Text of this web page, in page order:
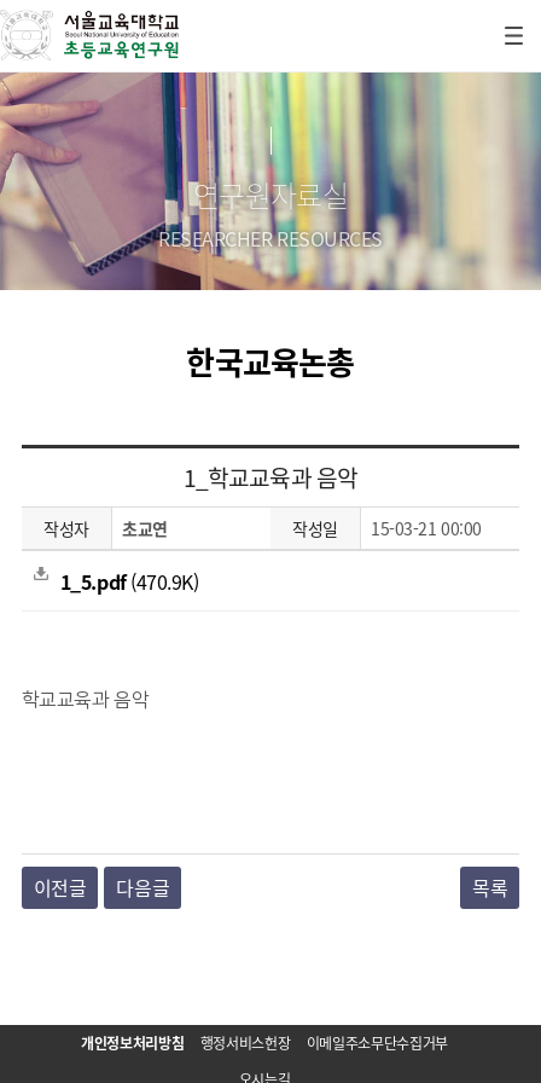
연구원자료실
RESEARCHER RESOURCES
한국교육논총
1_학교교육과 음악
작성자 초교연 작성일 15-03-21 00:00
1_5.pdf(470.9K)
학교교육과 음악
이전글 다음글 목록
개인정보처리방침 행정서비스헌장
이메일주소무단수집거부